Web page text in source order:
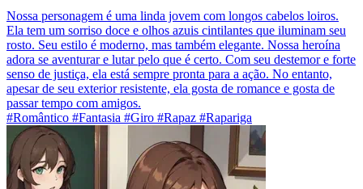
Nossa personagem é uma linda jovem com longos cabelos loiros.
Ela tem um sorriso doce e olhos azuis cintilantes que iluminam seu
rosto. Seu estilo é moderno, mas também elegante. Nossa heroína
adora se aventurar e lutar pelo que é certo. Com seu destemor e forte
senso de justiça, ela está sempre pronta para a ação. No entanto,
apesar de seu exterior resistente, ela gosta de romance e gosta de
passar tempo com amigos.
#Romântico #Fantasia #Giro #Rapaz #Rapariga